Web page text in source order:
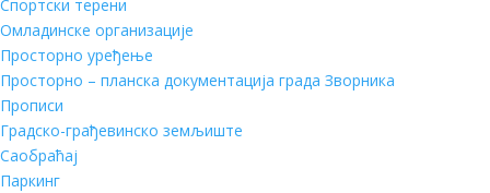
Спортски терени
Омладинске организације
Просторно уређење
Просторно – планска документација града Зворника
Прописи
Градско-грађевинско земљиште
Саобраћај
Паркинг